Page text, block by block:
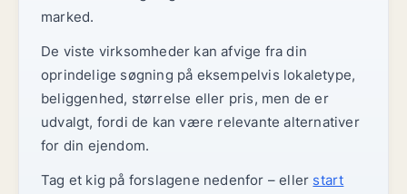
marked.
De viste virksomheder kan afvige fra din
oprindelige søgning på eksempelvis lokaletype,
beliggenhed, størrelse eller pris, men de er
udvalgt, fordi de kan være relevante alternativer
for din ejendom.
Tag et kig på forslagene nedenfor – eller start